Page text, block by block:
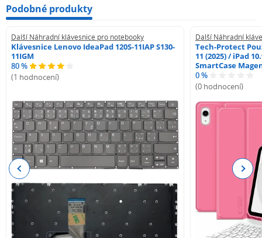
Podobné produkty
Další Náhradní klávesnice pro notebooky
Klávesnice Lenovo IdeaPad 120S-11IAP S130-
11IGM
80 %
(1 hodnocení)
Další Náhradní
Tech-Protect
11 (2025) / iPad
SmartCase
0 %
(0 hodnocení)
Previous Next